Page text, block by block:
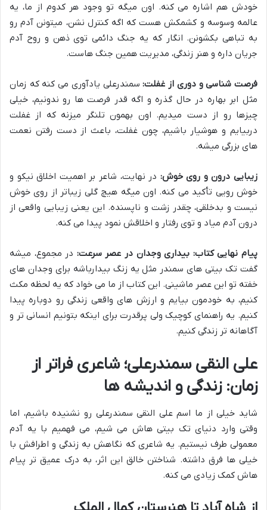
خودش هم اشاره می کنه. اون میگه تو وجود هر کدوم از ما، یه
عالمه وسوسه و کشمکش هست که اگه کنترل نشن، میتونن آدم رو
به تباهی بکشونن. انگار که یه جنگ دائمی توی ذهن و روح آدم
جریان داره و هنر زندگی، مدیریت همین جنگ هاست.
فرصت شناسی و دوری از غفلت:سمندرعلی یادآوری می کنه که زمان
مثل ابر بهاره در حال گذره و اگه قدر فرصت ها رو ندونیم، خیلی
چیزها رو از دست میدیم. اون بهمون تلنگر میزنه که از غفلت
دربیایم و هوشیار باشیم، چون غفلت، باعث از دست رفتن نعمت
های بزرگی میشه.
زیبایی درون و روی خوش: در نهایت، شاعر بر اهمیت اخلاق نیکو و
خوش رویی تأکید می کنه. اون میگه هیچ گلی زیباتر از روی خوش
نیست و بدخلقی، چقدر زشت و ناپسنده. این یعنی زیبایی واقعی از
درون آدم میاد و توی رفتار و اخلاقش نمود پیدا می کنه.
پیام نهایی کتاب: بیداری وجدان در عصر سرعت: در مجموع، میشه
گفت تک بیتی های سمندر مثل یه زنگ بیدارباشه برای وجدان های
خفته تو این عصر ماشینی. این کتاب از ما می خواد که یه لحظه مکث
کنیم، به خودمون بیایم و ارزش های واقعی زندگی رو دوباره پیدا
کنیم. یه راهنمای کوچیک ولی پرقدرت برای اینکه بتونیم انسانی تر و
آگاهانه تر زندگی کنیم.
علی النقی سمندرعلی؛ شاعری فراتر از
زمان: زندگی و اندیشه ها
شاید خیلی از ما اسم علی النقی سمندرعلی رو نشنیده باشیم، اما
وقتی وارد دنیای تک بیتی هاش می شیم، می فهمیم با یه آدم
معمولی طرف نیستیم. یه شاعری که نگاهش به زندگی و اطرافش با
خیلی ها فرق داشته. شناختن خالق این اثر، به درک عمیق تر پیام
هاش کمک زیادی می کنه.